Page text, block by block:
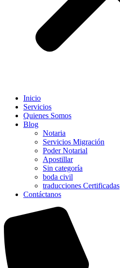
Inicio
Servicios
Quienes Somos
Blog
Notaria
Servicios Migración
Poder Notarial
Apostillar
Sin categoría
boda civil
traducciones Certificadas
Contáctanos